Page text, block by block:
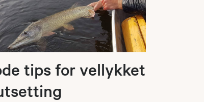
tips for vellykket